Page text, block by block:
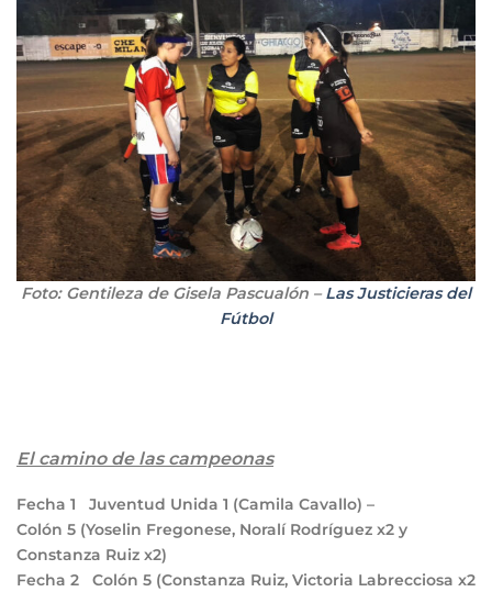
Foto: Gentileza de Gisela Pascualón – Las Justicieras del
Fútbol
El camino de las campeonas
Fecha 1 Juventud Unida 1 (Camila Cavallo) –
Colón 5 (Yoselin Fregonese, Noralí Rodríguez x2 y
Constanza Ruiz x2)
Fecha 2 Colón 5 (Constanza Ruiz, Victoria Labrecciosa x2